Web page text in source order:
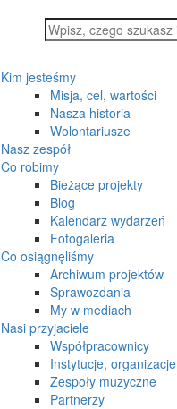
Kim jesteśmy
Misja, cel, wartości
Nasza historia
Wolontariusze
Nasz zespół
Co robimy
Bieżące projekty
Blog
Kalendarz wydarzeń
Fotogaleria
Co osiągnęliśmy
Archiwum projektów
Sprawozdania
My w mediach
Nasi przyjaciele
Współpracownicy
Instytucje, organizacje
Zespoły muzyczne
Partnerzy